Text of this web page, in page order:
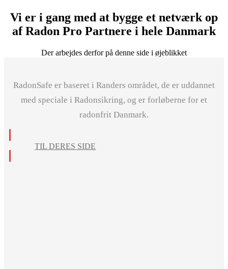
Vi er i gang med at bygge et netværk op
af Radon Pro Partnere i hele Danmark
Der arbejdes derfor på denne side i øjeblikket
RadonSafe er baseret i Randers området, de er uddannet
med speciale i Radonsikring, og er forløberne for et
radonfrit Danmark.
TIL DERES SIDE